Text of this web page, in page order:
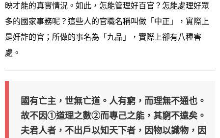
映才能的真實情況。如此，怎能管理好百官？怎能處理好眾
多的國家事務呢？這些人的官職名稱叫做「中正」，實際上
是奸詐的官；所做的事名為「九品」，實際上卻有八種害
處。
國有亡主，世無亡道。人有窮，而理無不通也。
故不因①道理之數②而專己之能，其窮不遠矣。
夫君人者，不出戶以知天下者，因物以識物，因